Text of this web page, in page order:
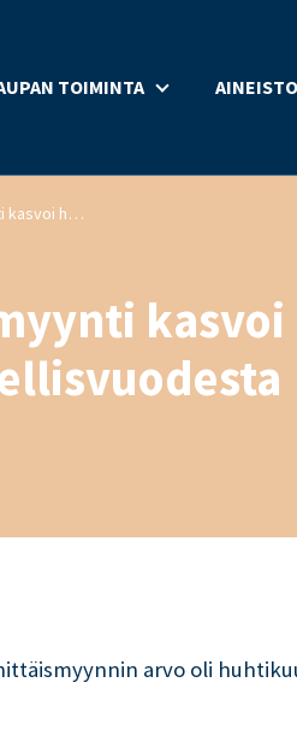
TOIMINTA
Päivittäistavaroiden vähittäismyynti kasvoi huhtikuussa 3,8 prosenttia edellisvuodesta
kasvoi
arvo oli